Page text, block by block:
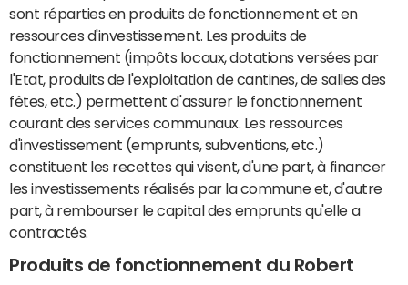
sont réparties en produits de fonctionnement et en
ressources d'investissement. Les produits de
fonctionnement (impôts locaux, dotations versées par
l'Etat, produits de l'exploitation de cantines, de salles des
fêtes, etc.) permettent d'assurer le fonctionnement
courant des services communaux. Les ressources
d'investissement (emprunts, subventions, etc.)
constituent les recettes qui visent, d'une part, à financer
les investissements réalisés par la commune et, d'autre
part, à rembourser le capital des emprunts qu'elle a
contractés.
Produits de fonctionnement du Robert